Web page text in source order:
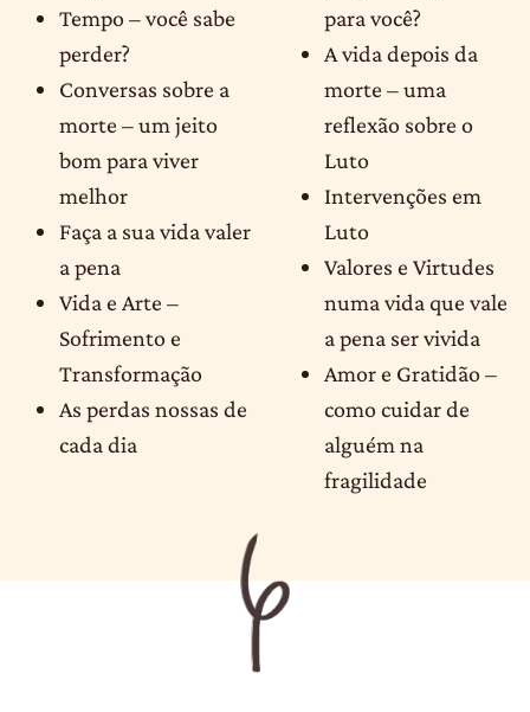
Tempo – você sabe
perder?
Conversas sobre a
morte – um jeito
bom para viver
melhor
Faça a sua vida valer
a pena
Vida e Arte –
Sofrimento e
Transformação
As perdas nossas de
cada dia
para você?
A vida depois da
morte – uma
reflexão sobre o
Luto
Intervenções em
Luto
Valores e Virtudes
numa vida que vale
a pena ser vivida
Amor e Gratidão –
como cuidar de
alguém na
fragilidade